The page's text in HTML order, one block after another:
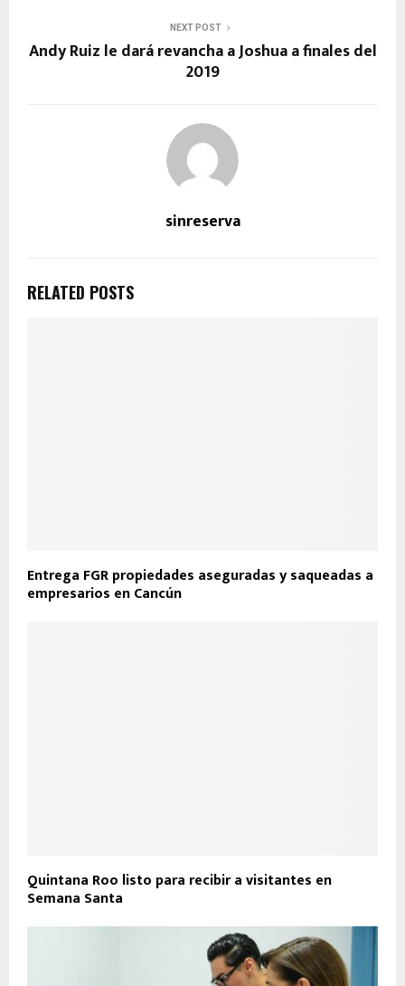
NEXT POST
Andy Ruiz le dará revancha a Joshua a finales del
2019
sinreserva
RELATED POSTS
Entrega FGR propiedades aseguradas y saqueadas a
empresarios en Cancún
Quintana Roo listo para recibir a visitantes en
Semana Santa